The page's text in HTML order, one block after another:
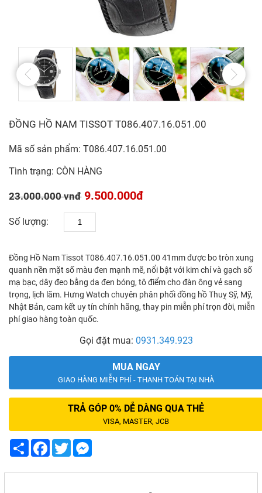
ĐỒNG HỒ NAM TISSOT T086.407.16.051.00
Mã số sản phẩm: T086.407.16.051.00
Tình trạng: CÒN HÀNG
23.000.000 vnđ9.500.000đ
Số lượng:
Đồng Hồ Nam Tissot T086.407.16.051.00 41mm được bo tròn xung
quanh nền mặt số màu đen mạnh mẽ, nổi bật với kim chỉ và gạch số
mạ bạc, dây đeo bằng da đen bóng, tô điểm cho đàn ông vẻ sang
trọng, lịch lãm. Hưng Watch chuyên phân phối đồng hồ Thuỵ Sỹ, Mỹ,
Nhật Bản, cam kết uy tín chính hãng, thay pin miễn phí trọn đời, miễn
phí giao hàng toàn quốc.
Gọi đặt mua: 0931.349.923
MUA NGAY
GIAO HÀNG MIỄN PHÍ - THANH TOÁN TẠI NHÀ
TRẢ GÓP 0% DỄ DÀNG QUA THẺ
VISA, MASTER, JCB
ShareFacebook
Twitter